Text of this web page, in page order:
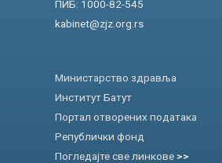
ПИБ: 1000-82-545
kabinet@zjz.org.rs
Министарство здравља
Институт Батут
Портал отворених података
Републички фонд
Погледајте све линкове >>